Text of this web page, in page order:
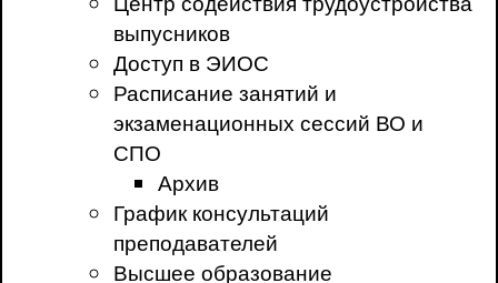
выпусников
Доступ в ЭИОС
Расписание занятий и
экзаменационных сессий ВО и
СПО
Архив
График консультаций
преподавателей
Высшее образование